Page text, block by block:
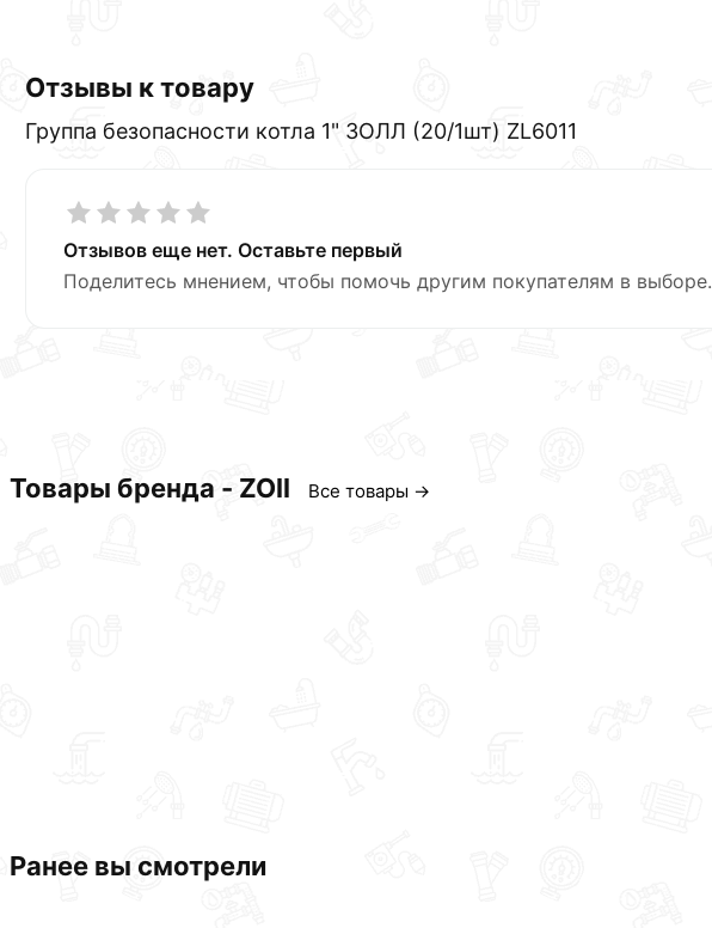
Отзывы к товару
Группа безопасности котла 1" ЗОЛЛ (20/1шт) ZL6011
Отзывов еще нет. Оставьте первый
Поделитесь мнением, чтобы помочь другим покупателям в выборе.
Товары бренда - ZOll Все товары →
Ранее вы смотрели